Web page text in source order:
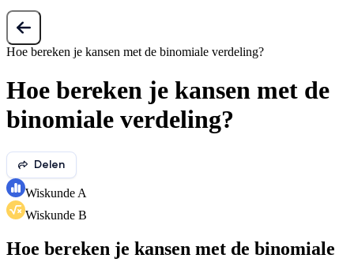
Hoe bereken je kansen met de binomiale verdeling?
Hoe bereken je kansen met de
binomiale verdeling?
Delen
Wiskunde A
Wiskunde B
Hoe bereken je kansen met de binomiale